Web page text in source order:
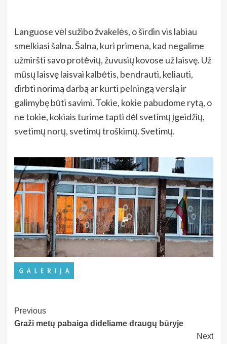
Languose vėl sužibo žvakelės, o širdin vis labiau
smelkiasi šalna. Šalna, kuri primena, kad negalime
užmiršti savo protėvių, žuvusių kovose už laisvę. Už
mūsų laisvę laisvai kalbėtis, bendrauti, keliauti,
dirbti norimą darbą ar kurti pelningą verslą ir
galimybę būti savimi. Tokie, kokie pabudome rytą, o
ne tokie, kokiais turime tapti dėl svetimų įgeidžių,
svetimų norų, svetimų troškimų. Svetimų.
Post
Navigation
Previous
Graži metų pabaiga dideliame draugų būryje
Next